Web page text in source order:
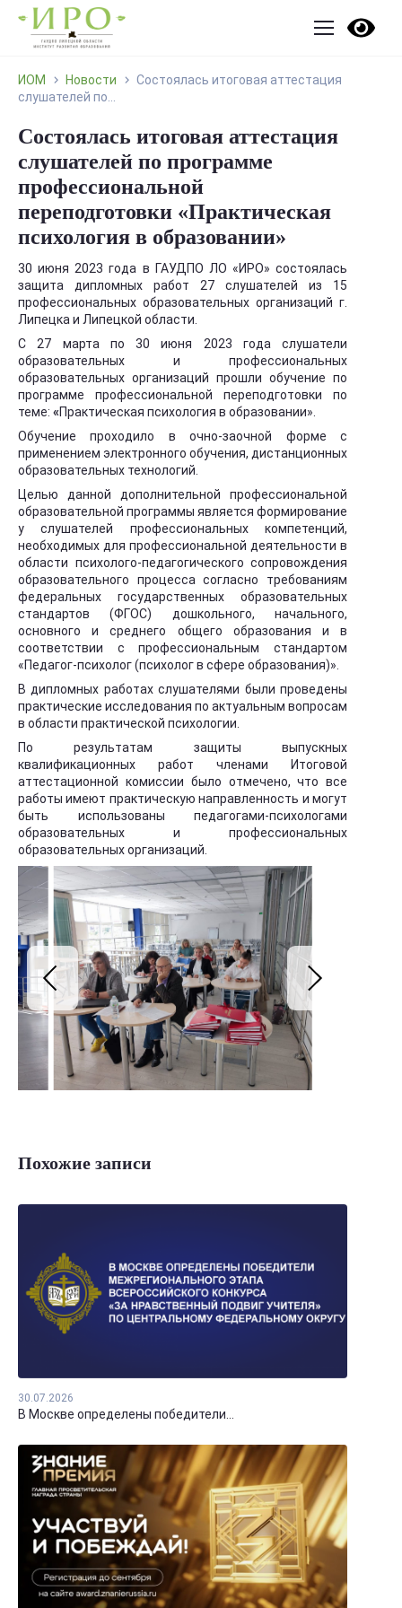
ИОМ Новости
Состоялась итоговая аттестация
слушателей по...
Состоялась итоговая аттестация
слушателей по программе
профессиональной
переподготовки «Практическая
психология в образовании»
30 июня 2023 года в ГАУДПО ЛО «ИРО» состоялась
защита дипломных работ 27 слушателей из 15
профессиональных образовательных организаций г.
Липецка и Липецкой области.
С 27 марта по 30 июня 2023 года слушатели
образовательных и профессиональных
образовательных организаций прошли обучение по
программе профессиональной переподготовки по
теме: «Практическая психология в образовании».
Обучение проходило в очно-заочной форме с
применением электронного обучения, дистанционных
образовательных технологий.
Целью данной дополнительной профессиональной
образовательной программы является формирование
у слушателей профессиональных компетенций,
необходимых для профессиональной деятельности в
области психолого-педагогического сопровождения
образовательного процесса согласно требованиям
федеральных государственных образовательных
стандартов (ФГОС) дошкольного, начального,
основного и среднего общего образования и в
соответствии с профессиональным стандартом
«Педагог-психолог (психолог в сфере образования)».
В дипломных работах слушателями были проведены
практические исследования по актуальным вопросам
в области практической психологии.
По результатам защиты выпускных
квалификационных работ членами Итоговой
аттестационной комиссии было отмечено, что все
работы имеют практическую направленность и могут
быть использованы педагогами-психологами
образовательных и профессиональных
образовательных организаций.
Похожие записи
30.07.2026
В Москве определены победители...